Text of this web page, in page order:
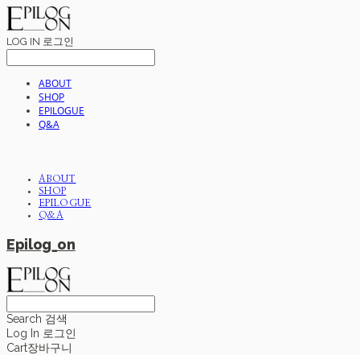
LOG IN 로그인
ABOUT
SHOP
EPILOGUE
Q&A
ABOUT
SHOP
EPILOGUE
Q&A
Epilog_on
Search 검색
Log In 로그인
Cart장바구니